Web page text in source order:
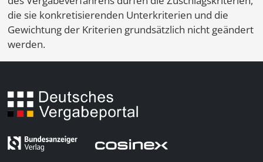
die sie konkretisierenden Unterkriterien und die
Gewichtung der Kriterien grundsätzlich nicht geändert
werden.